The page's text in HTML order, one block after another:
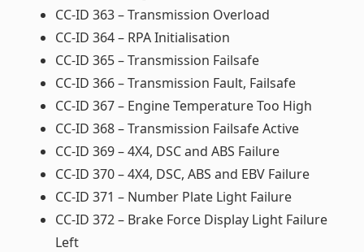
CC-ID 363 – Transmission Overload
CC-ID 364 – RPA Initialisation
CC-ID 365 – Transmission Failsafe
CC-ID 366 – Transmission Fault, Failsafe
CC-ID 367 – Engine Temperature Too High
CC-ID 368 – Transmission Failsafe Active
CC-ID 369 – 4X4, DSC and ABS Failure
CC-ID 370 – 4X4, DSC, ABS and EBV Failure
CC-ID 371 – Number Plate Light Failure
CC-ID 372 – Brake Force Display Light Failure
Left